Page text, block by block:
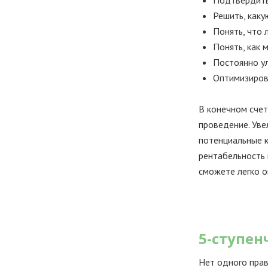
Решить,
Понять, что
Понять, как
Постоянно
В конечном
проведение.
потенциальные
сможете легко
5-
Нет одного